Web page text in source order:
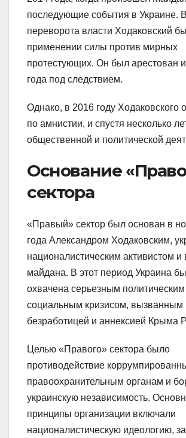
последующие события в Украине. В
переворота власти Ходаковский
применении силы против мирных
протестующих. Он был арестован
года под следствием.
Однако, в 2016 году Ходаковского
по амнистии, и спустя несколько
общественной и политической
Основание
сектора
«Правый» сектор был основан в
года Александром Ходаковским,
националистическим активистом и
майдана. В этот период Украина
охвачена серьезным политическим
социальным кризисом, вызванным
безработицей и аннексией Крыма
Целью «Правого» сектора было
противодействие
правоохранительным органам и
украинскую независимость.
принципы организации включали
националистическую идеологию,